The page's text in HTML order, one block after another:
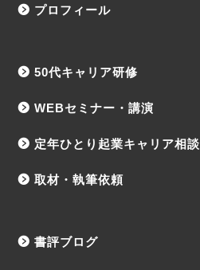
プロフィール
50代キャリア研修
WEBセミナー・講演
定年ひとり起業キャリア相談
取材・執筆依頼
書評ブログ